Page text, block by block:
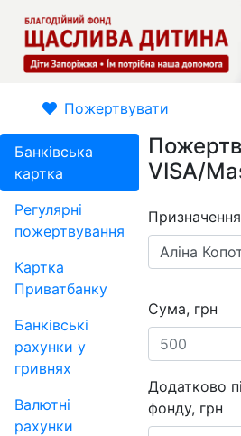
Пожертвувати
Банківська
картка
Регулярні
пожертвування
Картка
Приватбанку
Банківські
рахунки у
гривнях
Валютні
рахунки
VISA/
Сума, грн
Додатково
фонду, грн